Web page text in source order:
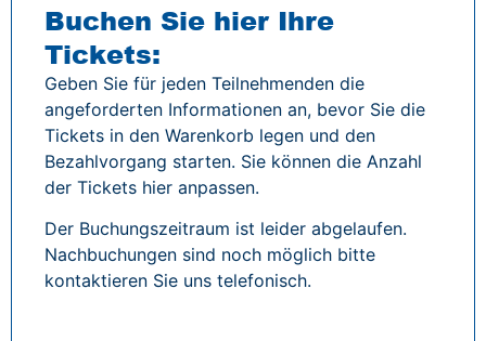
Buchen Sie hier Ihre
Tickets:
Geben Sie für jeden Teilnehmenden die
angeforderten Informationen an, bevor Sie die
Tickets in den Warenkorb legen und den
Bezahlvorgang starten. Sie können die Anzahl
der Tickets hier anpassen.
Der Buchungszeitraum ist leider abgelaufen.
Nachbuchungen sind noch möglich bitte
kontaktieren Sie uns telefonisch.